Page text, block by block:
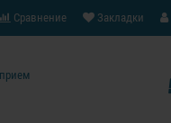
Закладки
Сравнение